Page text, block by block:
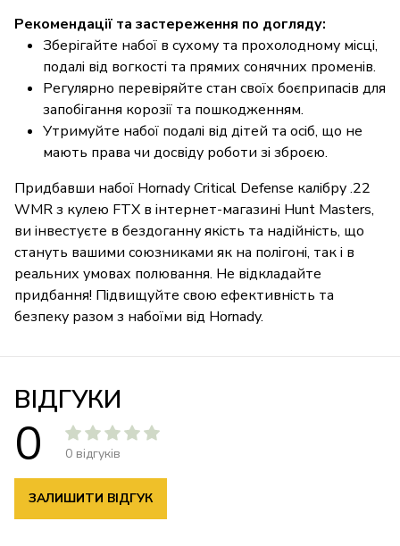
Рекомендації та застереження по догляду:
Зберігайте набої в сухому та прохолодному місці,
подалі від вогкості та прямих сонячних променів.
Регулярно перевіряйте стан своїх боєприпасів для
запобігання корозії та пошкодженням.
Утримуйте набої подалі від дітей та осіб, що не
мають права чи досвіду роботи зі зброєю.
Придбавши набої Hornady Critical Defense калібру .22
WMR з кулею FTX в інтернет-магазині Hunt Masters,
ви інвестуєте в бездоганну якість та надійність, що
стануть вашими союзниками як на полігоні, так і в
реальних умовах полювання. Не відкладайте
придбання! Підвищуйте свою ефективність та
безпеку разом з набоїми від Hornady.
ВІДГУКИ
0 0 відгуків
ЗАЛИШИТИ ВІДГУК